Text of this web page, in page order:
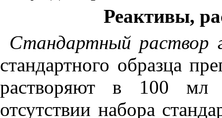
Реактивы,
Стандартный раствор
стандартного образца
растворяют в 100 мл
отсутствии набора